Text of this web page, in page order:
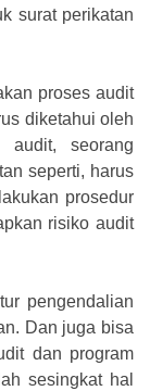
surat perikatan
proses audit
diketahui oleh
audit, seorang
seperti, harus
prosedur
risiko audit
pengendalian
Dan juga bisa
dan program
sesingkat hal